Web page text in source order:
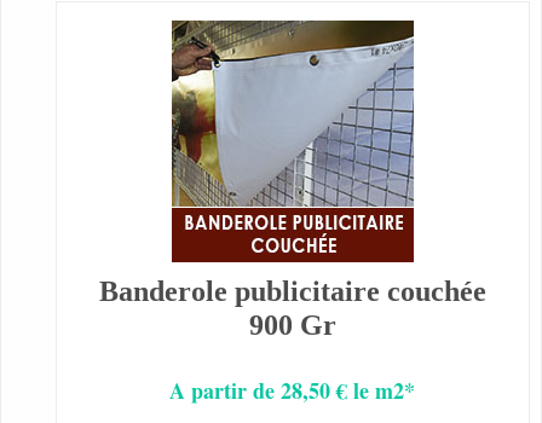
Banderole publicitaire couchée
900 Gr
A partir de 28,50 € le m2*